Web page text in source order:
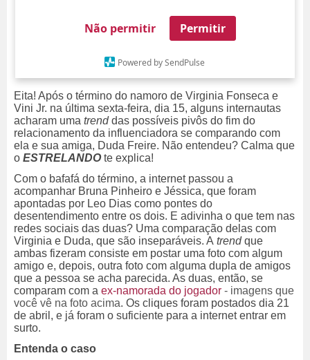
Não permitir Permitir
Powered by SendPulse
Eita! Após o término do namoro de Virginia Fonseca e
Vini Jr. na última sexta-feira, dia 15, alguns internautas
acharam uma trenddas possíveis pivôs do fim do
relacionamento da influenciadora se comparando com
ela e sua amiga, Duda Freire. Não entendeu? Calma que
o ESTRELANDOte explica!
Com o bafafá do término, a internet passou a
acompanhar Bruna Pinheiro e Jéssica, que foram
apontadas por Leo Dias como pontes do
desentendimento entre os dois. E adivinha o que tem nas
redes sociais das duas? Uma comparação delas com
Virginia e Duda, que são inseparáveis. A trendque
ambas fizeram consiste em postar uma foto com algum
amigo e, depois, outra foto com alguma dupla de amigos
que a pessoa se acha parecida. As duas, então, se
comparam com a ex-namorada do jogador - imagens que
você vê na foto acima. Os cliques foram postados dia 21
de abril, e já foram o suficiente para a internet entrar em
surto.
Entenda o caso